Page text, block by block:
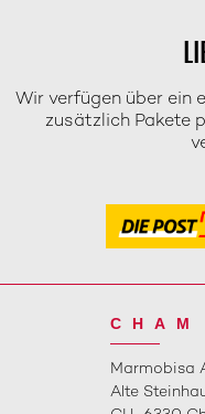
Wir verfügen über ein
zusätzlich Pakete
CHAM
Marmobisa
Alte